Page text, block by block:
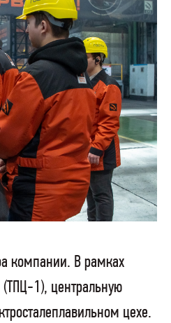
компании. В рамках
1), центральную
цехе.